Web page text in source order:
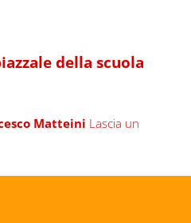
della scuola
Matteini Lascia un